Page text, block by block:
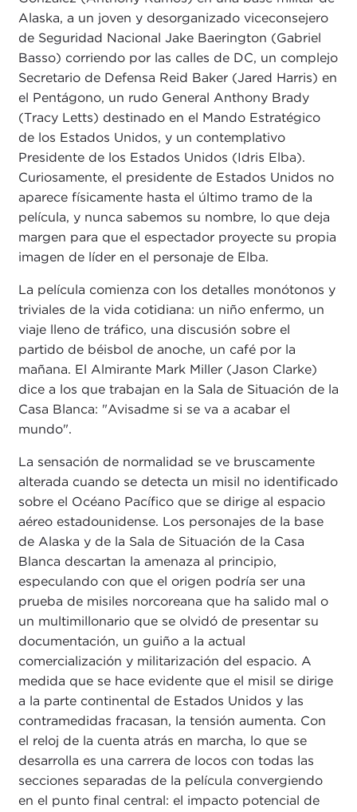
Alaska, a un joven y desorganizado viceconsejero
de Seguridad Nacional Jake Baerington (Gabriel
Basso) corriendo por las calles de DC, un complejo
Secretario de Defensa Reid Baker (Jared Harris) en
el Pentágono, un rudo General Anthony Brady
(Tracy Letts) destinado en el Mando Estratégico
de los Estados Unidos, y un contemplativo
Presidente de los Estados Unidos (Idris Elba).
Curiosamente, el presidente de Estados Unidos no
aparece físicamente hasta el último tramo de la
película, y nunca sabemos su nombre, lo que deja
margen para que el espectador proyecte su propia
imagen de líder en el personaje de Elba.
La película comienza con los detalles monótonos y
triviales de la vida cotidiana: un niño enfermo, un
viaje lleno de tráfico, una discusión sobre el
partido de béisbol de anoche, un café por la
mañana. El Almirante Mark Miller (Jason Clarke)
dice a los que trabajan en la Sala de Situación de la
Casa Blanca: "Avisadme si se va a acabar el
mundo".
La sensación de normalidad se ve bruscamente
alterada cuando se detecta un misil no identificado
sobre el Océano Pacífico que se dirige al espacio
aéreo estadounidense. Los personajes de la base
de Alaska y de la Sala de Situación de la Casa
Blanca descartan la amenaza al principio,
especulando con que el origen podría ser una
prueba de misiles norcoreana que ha salido mal o
un multimillonario que se olvidó de presentar su
documentación, un guiño a la actual
comercialización y militarización del espacio. A
medida que se hace evidente que el misil se dirige
a la parte continental de Estados Unidos y las
contramedidas fracasan, la tensión aumenta. Con
el reloj de la cuenta atrás en marcha, lo que se
desarrolla es una carrera de locos con todas las
secciones separadas de la película convergiendo
en el punto final central: el impacto potencial de